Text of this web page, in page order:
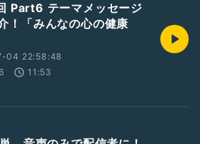
Part6 テーマメッセージ
！「みんなの心の健康
04 22:58:48
11:53